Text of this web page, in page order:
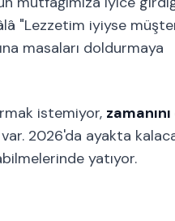
"Lezzetim iyiyse
masaları doldurmaya
istemiyor,
2026'da ayakta
yatıyor.